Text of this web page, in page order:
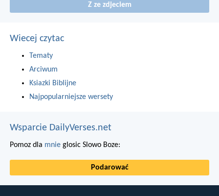
Z ze zdjeciem
Wiecej czytac
Tematy
Arciwum
Ksiazki Biblijne
Najpopularniejsze wersety
Wsparcie DailyVerses.net
Pomoz dla mnie glosic Slowo Boze:
Podarować